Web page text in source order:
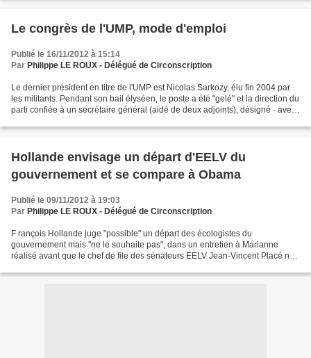
Le congrès de l'UMP, mode d'emploi
Publié le 16/11/2012 à 15:14
Par Philippe LE ROUX - Délégué de Circonscription
Le dernier président en titre de l'UMP est Nicolas Sarkozy, élu fin 2004 par
les militants. Pendant son bail élyséen, le poste a été "gelé" et la direction du
parti confiée à un secrétaire général (aidé de deux adjoints), désigné - avec
Hollande envisage un départ d'EELV du
gouvernement et se compare à Obama
Publié le 09/11/2012 à 19:03
Par Philippe LE ROUX - Délégué de Circonscription
F rançois Hollande juge "possible" un départ des écologistes du
gouvernement mais "ne le souhaite pas", dans un entretien à Marianne
réalisé avant que le chef de file des sénateurs EELV Jean-Vincent Placé ne